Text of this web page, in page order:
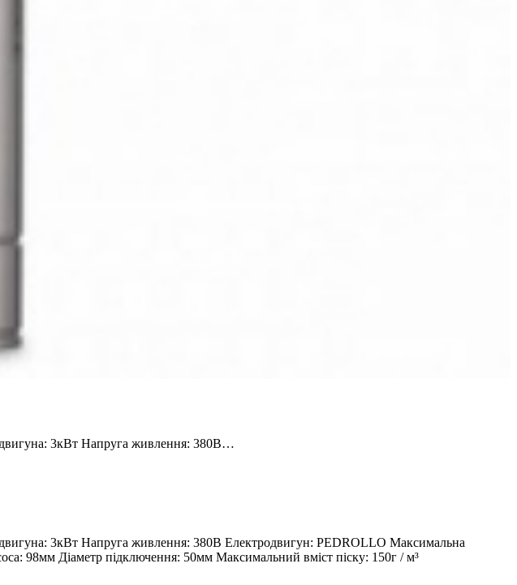
3кВт Напруга живлення: 380В…
3кВт Напруга живлення: 380В Електродвигун: PEDROLLO Максимальна
98мм Діаметр підключення: 50мм Максимальний вміст піску: 150г / м³